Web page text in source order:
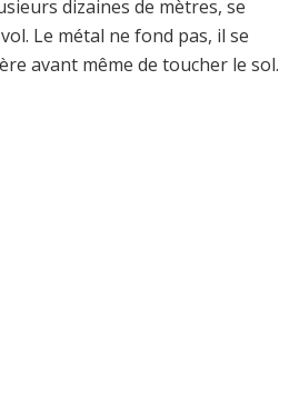
dizaines de mètres, se
Le métal ne fond pas, il se
avant même de toucher le sol.